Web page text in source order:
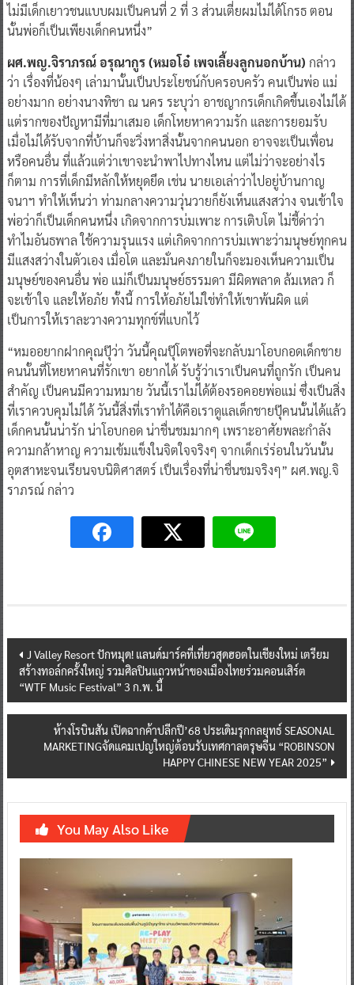
ไม่มีเด็กเยาวชนแบบผมเป็นคนที่ 2 ที่ 3 ส่วนเตี่ยผมไม่ได้โกรธ ตอน
นั้นพ่อก็เป็นเพียงเด็กคนหนึ่ง”
ผศ.พญ.จิราภรณ์ อรุณากูร (หมอโอ๋ เพจเลี้ยงลูกนอกบ้าน) กล่าว
ว่า เรื่องที่น้องๆ เล่ามานั้นเป็นประโยชน์กับครอบครัว คนเป็นพ่อ แม่
อย่างมาก อย่างนางทิชา ณ นคร ระบุว่า อาชญากรเด็กเกิดขึ้นเองไม่ได้
แต่รากของปัญหามีที่มาเสมอ เด็กโหยหาความรัก และการยอมรับ
เมื่อไม่ได้รับจากที่บ้านก็จะวิ่งหาสิ่งนั้นจากคนนอก อาจจะเป็นเพื่อน
หรือคนอื่น ที่แล้วแต่ว่าเขาจะนำพาไปทางไหน แต่ไม่ว่าจะอย่างไร
ก็ตาม การที่เด็กมีหลักให้หยุดยึด เช่น นายเอเล่าว่าไปอยู่บ้านกาญ
จนาฯ ทำให้เห็นว่า ท่ามกลางความวุ่นวายก็ยังเห็นแสงสว่าง จนเข้าใจ
พ่อว่าก็เป็นเด็กคนหนึ่ง เกิดจากการบ่มเพาะ การเติบโต ไม่ชี้ด่าว่า
ทำไมอันธพาล ใช้ความรุนแรง แต่เกิดจากการบ่มเพาะว่ามนุษย์ทุกคน
มีแสงสว่างในตัวเอง เมื่อโต และมั่นคงภายในก็จะมองเห็นความเป็น
มนุษย์ของคนอื่น พ่อ แม่ก็เป็นมนุษย์ธรรมดา มีผิดพลาด ล้มเหลว ก็
จะเข้าใจ และให้อภัย ทั้งนี้ การให้อภัยไม่ใช่ทำให้เขาพ้นผิด แต่
เป็นการให้เราละวางความทุกข์ที่แบกไว้
“หมออยากฝากคุณปุ๊ว่า วันนี้คุณปุ๊โตพอที่จะกลับมาโอบกอดเด็กชาย
คนนั้นที่โหยหาคนที่รักเขา อยากได้ รับรู้ว่าเราเป็นคนที่ถูกรัก เป็นคน
สำคัญ เป็นคนมีความหมาย วันนี้เราไม่ได้ต้องรอคอยพ่อแม่ ซึ่งเป็นสิ่ง
ที่เราควบคุมไม่ได้ วันนี้สิ่งที่เราทำได้คือเราดูแลเด็กชายปุ๊คนนั้นได้แล้ว
เด็กคนนั้นน่ารัก น่าโอบกอด น่าชื่นชมมากๆ เพราะอาศัยพละกำลัง
ความกล้าหาญ ความเข้มแข็งในจิตใจจริงๆ จากเด็กเร่ร่อนในวันนั้น
อุตสาหะจนเรียนจบนิติศาสตร์ เป็นเรื่องที่น่าชื่นชมจริงๆ” ผศ.พญ.จิ
ราภรณ์ กล่าว
Post
navigation
J Valley Resort ปักหมุด! แลนด์มาร์คที่เที่ยวสุดฮอตในเชียงใหม่ เตรียม
สร้างทอล์กครั้งใหญ่ รวมศิลปินแถวหน้าของเมืองไทยร่วมคอนเสิร์ต
“WTF Music Festival” 3 ก.พ. นี้
ห้างโรบินสัน เปิดฉากค้าปลีกปี’68 ประเดิมรุกกลยุทธ์ SEASONAL
MARKETINGจัดแคมเปญใหญ่ต้อนรับเทศกาลตรุษจีน “ROBINSON
HAPPY CHINESE NEW YEAR 2025”
You May Also Like